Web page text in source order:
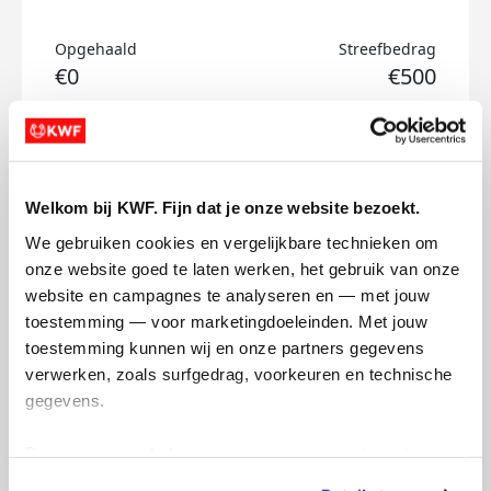
Welkom bij KWF. Fijn dat je onze website bezoekt.
We gebruiken cookies en vergelijkbare technieken om
onze website goed te laten werken, het gebruik van onze
website en campagnes te analyseren en — met jouw
toestemming — voor marketingdoeleinden. Met jouw
toestemming kunnen wij en onze partners gegevens
verwerken, zoals surfgedrag, voorkeuren en technische
gegevens.
Opgehaald
€0
Streefbedrag
€500
Doneer
Natan's badges